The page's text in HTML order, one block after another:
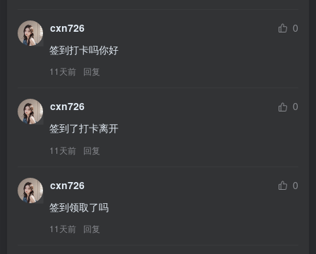
cxn726
0
签到打卡吗你好
11天前 回复
cxn726
0
签到了打卡离开
11天前 回复
cxn726
0
签到领取了吗
11天前 回复